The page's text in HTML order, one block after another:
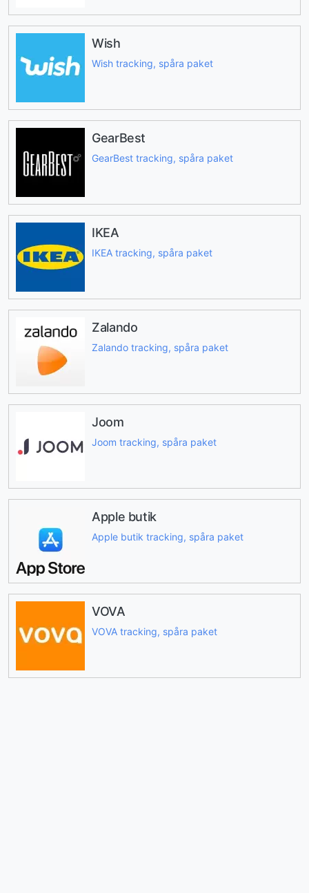
Wish
Wish tracking, spåra paket
GearBest
GearBest tracking, spåra paket
IKEA
IKEA tracking, spåra paket
Zalando
Zalando tracking, spåra paket
Joom
Joom tracking, spåra paket
Apple butik
Apple butik tracking, spåra paket
VOVA
VOVA tracking, spåra paket